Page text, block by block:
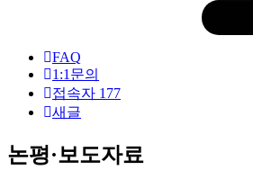
원
로
그
인
FAQ
1:1문의
접속자 177
새글
논평·보도자료